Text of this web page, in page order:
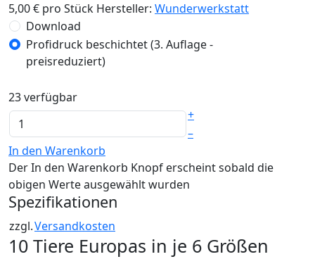
5,00 € pro Stück Hersteller: Wunderwerkstatt
Download
Profidruck beschichtet (3. Auflage -
preisreduziert)
23 verfügbar
+
–
In den Warenkorb
Der In den Warenkorb Knopf erscheint sobald die
obigen Werte ausgewählt wurden
Spezifikationen
zzgl.Versandkosten
10 Tiere Europas in je 6 Größen